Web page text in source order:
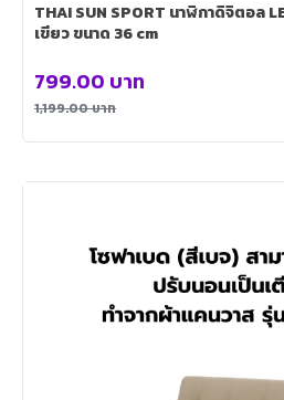
THAI SUN SPORT นาฬิกาดิจิตอล
เขียว ขนาด 36 cm
1,199.00บาท
799.00 บาท